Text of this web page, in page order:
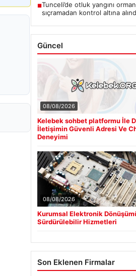
■Tunceli’de otluk yangını
sıçramadan kontrol altına
Güncel
08/08/2026
Kelebek sohbet platformu İle
İletişimin Güvenli Adresi Ve
Deneyimi
08/08/2026
Kurumsal Elektronik
Sürdürülebilir Hizmetleri
Son Eklenen Firmalar